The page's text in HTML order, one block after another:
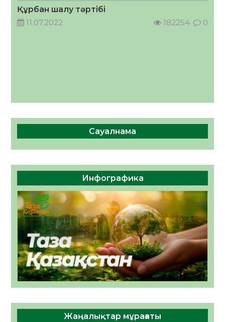
05.08.2026
51 0
Құрбан шалу тәртібі
11.07.2022
182254 0
Сауалнама
Инфографика
Жаңалықтар мұрағаты